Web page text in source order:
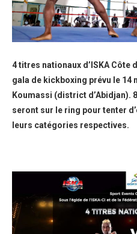
4 titres nationaux d’ISKA Côte
gala de kickboxing prévu le 14
Koumassi (district d’Abidjan).
seront sur le ring pour tenter
leurs catégories respectives.